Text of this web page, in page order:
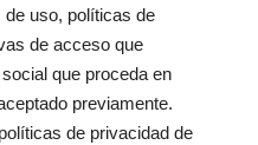
uso, políticas de
de acceso que
que proceda en
previamente.
de privacidad de